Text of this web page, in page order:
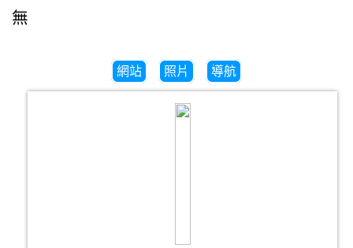
無
網站 照片 導航